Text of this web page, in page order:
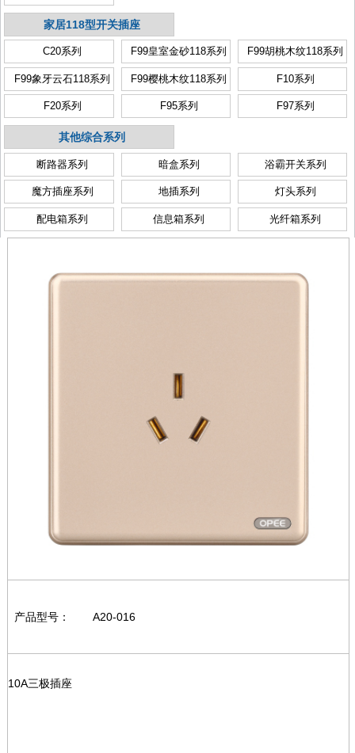
家居118型开关插座
C20系列 F99皇室金砂118系列 F99胡桃木纹118系列
F99象牙云石118系列 F99樱桃木纹118系列 F10系列
F20系列 F95系列 F97系列
其他综合系列
断路器系列 暗盒系列 浴霸开关系列
魔方插座系列 地插系列 灯头系列
配电箱系列 信息箱系列 光纤箱系列
产品型号： A20-016
10A三极插座